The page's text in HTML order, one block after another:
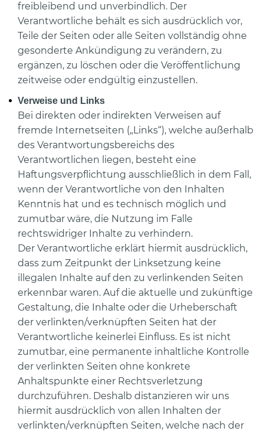
freibleibend und unverbindlich. Der
Verantwortliche behält es sich ausdrücklich vor,
Teile der Seiten oder alle Seiten vollständig ohne
gesonderte Ankündigung zu verändern, zu
ergänzen, zu löschen oder die Veröffentlichung
zeitweise oder endgültig einzustellen.
Verweise und Links
Bei direkten oder indirekten Verweisen auf
fremde Internetseiten („Links“), welche außerhalb
des Verantwortungsbereichs des
Verantwortlichen liegen, besteht eine
Haftungsverpflichtung ausschließlich in dem Fall,
wenn der Verantwortliche von den Inhalten
Kenntnis hat und es technisch möglich und
zumutbar wäre, die Nutzung im Falle
rechtswidriger Inhalte zu verhindern.
Der Verantwortliche erklärt hiermit ausdrücklich,
dass zum Zeitpunkt der Linksetzung keine
illegalen Inhalte auf den zu verlinkenden Seiten
erkennbar waren. Auf die aktuelle und zukünftige
Gestaltung, die Inhalte oder die Urheberschaft
der verlinkten/verknüpften Seiten hat der
Verantwortliche keinerlei Einfluss. Es ist nicht
zumutbar, eine permanente inhaltliche Kontrolle
der verlinkten Seiten ohne konkrete
Anhaltspunkte einer Rechtsverletzung
durchzuführen. Deshalb distanzieren wir uns
hiermit ausdrücklich von allen Inhalten der
verlinkten/verknüpften Seiten, welche nach der